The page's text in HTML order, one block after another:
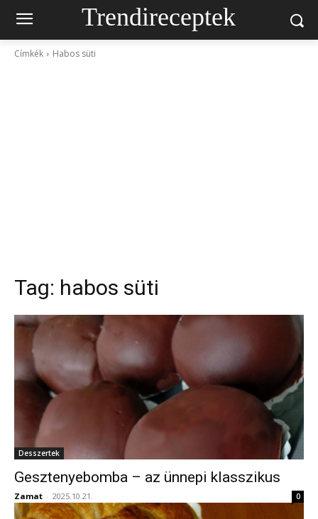
Trendireceptek
Címkék Habos süti
Tag: habos süti
Desszertek
Gesztenyebomba – az ünnepi klasszikus
Zamat - 2025.10.21. 0